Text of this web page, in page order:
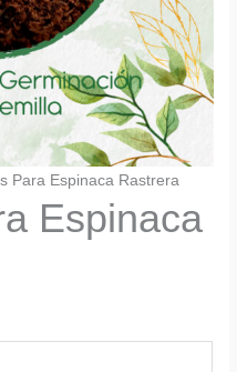
Para Espinaca Rastrera
Espinaca